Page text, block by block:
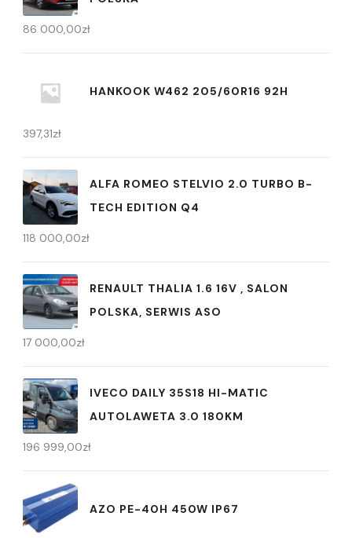
86 000,00zł
HANKOOK W462 205/60R16 92H
397,31zł
ALFA ROMEO STELVIO 2.0 TURBO B-
TECH EDITION Q4
118 000,00zł
RENAULT THALIA 1.6 16V , SALON
POLSKA, SERWIS ASO
17 000,00zł
IVECO DAILY 35S18 HI-MATIC
AUTOLAWETA 3.0 180KM
196 999,00zł
AZO PE-40H 450W IP67